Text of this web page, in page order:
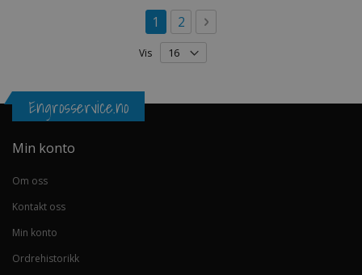
Side
You're currently reading page
1 Side
2 Side
Neste
Vis
Engrosservice.no
Min konto
Om oss
Kontakt oss
Min konto
Ordrehistorikk